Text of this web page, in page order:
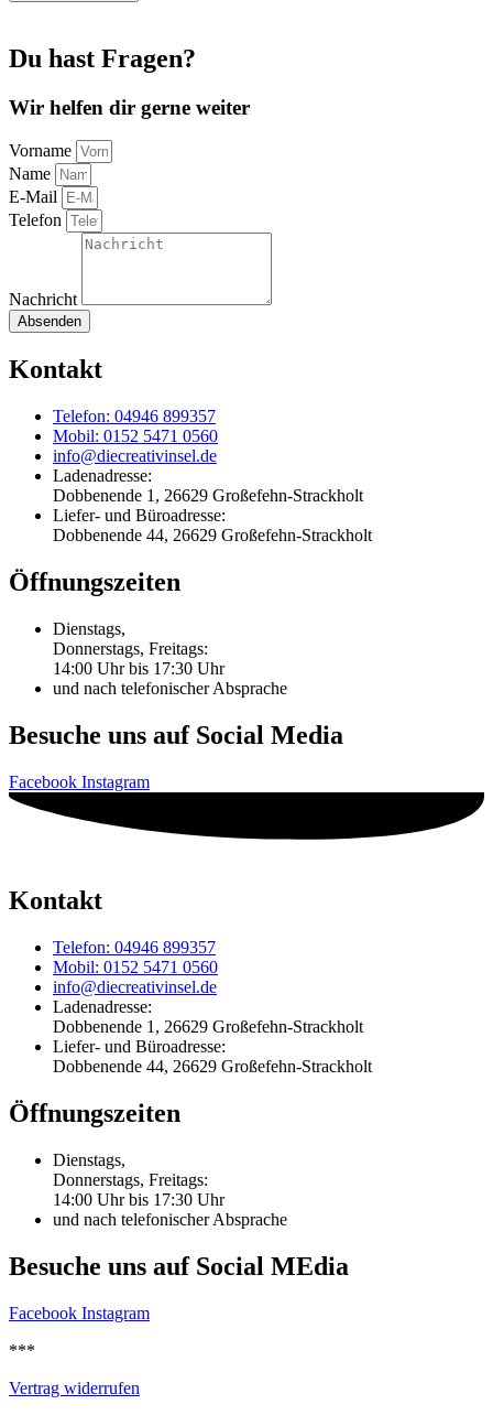
Du hast Fragen?
Wir helfen dir gerne weiter
Vorname
Name
E-Mail
Telefon
Nachricht
Absenden
Kontakt
Telefon: 04946 899357
Mobil: 0152 5471 0560
info@diecreativinsel.de
Ladenadresse:
Dobbenende 1, 26629 Großefehn-Strackholt
Liefer- und Büroadresse:
Dobbenende 44, 26629 Großefehn-Strackholt
Öffnungszeiten
Dienstags,
Donnerstags, Freitags:
14:00 Uhr bis 17:30 Uhr
und nach telefonischer Absprache
Besuche uns auf Social Media
Facebook Instagram
Kontakt
Telefon: 04946 899357
Mobil: 0152 5471 0560
info@diecreativinsel.de
Ladenadresse:
Dobbenende 1, 26629 Großefehn-Strackholt
Liefer- und Büroadresse:
Dobbenende 44, 26629 Großefehn-Strackholt
Öffnungszeiten
Dienstags,
Donnerstags, Freitags:
14:00 Uhr bis 17:30 Uhr
und nach telefonischer Absprache
Besuche uns auf Social MEdia
Facebook Instagram
***
Vertrag widerrufen